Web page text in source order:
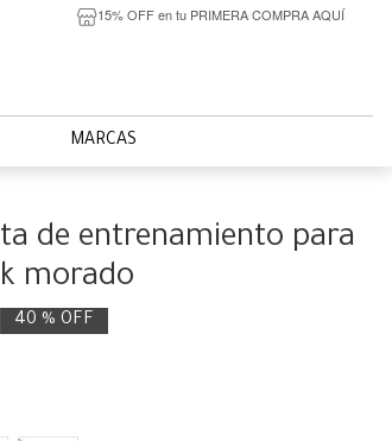
15% OFF en tu PRIMERA COMPRA AQUÍ
MARCAS
de entrenamiento para
morado
40 % OFF